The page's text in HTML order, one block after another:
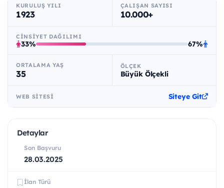
KURULUŞ YILI
1923
ÇALIŞAN SAYISI
10.000+
CINSIYET DAĞILIMI
33% 67%
ORTALAMA YAŞ
35
ÖLÇEK
Büyük Ölçekli
WEB SITESI Siteye Git
Detaylar
Son Başvuru
28.03.2025
İlan Türü